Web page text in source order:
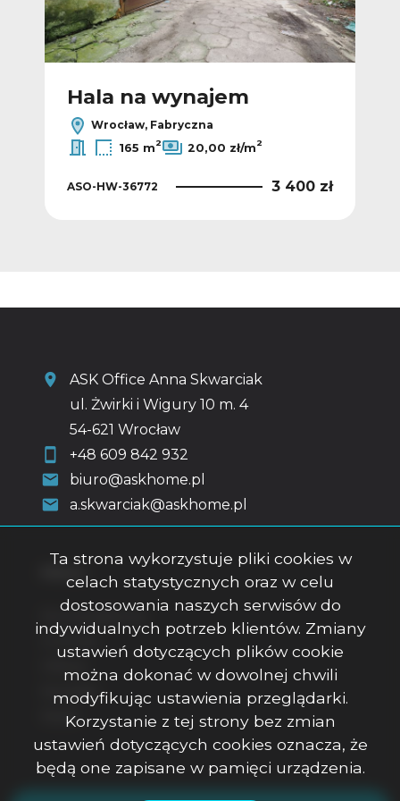
Hala na wynajem
Wrocław, Fabryczna
165 m2 20,00 zł/m2
ASO-HW-36772 3 400 zł
ASK Office Anna Skwarciak
ul. Żwirki i Wigury 10 m. 4
54-621 Wrocław
+48 609 842 932
biuro@askhome.pl
a.skwarciak@askhome.pl
Strona główna
O firmie
Kontakt
Rodo
Ta strona wykorzystuje pliki cookies w
celach statystycznych oraz w celu
dostosowania naszych serwisów do
indywidualnych potrzeb klientów. Zmiany
ustawień dotyczących plików cookie
można dokonać w dowolnej chwili
modyfikując ustawienia przeglądarki.
Korzystanie z tej strony bez zmian
ustawień dotyczących cookies oznacza, że
będą one zapisane w pamięci urządzenia.